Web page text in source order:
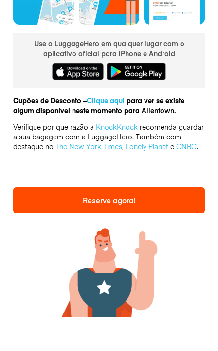
Use o LuggageHero em qualquer lugar com o
aplicativo oficial para iPhone e Android
Cupões de Desconto –Clique aqui para ver se existe
algum disponível neste momento para Allentown.
Verifique por que razão a KnockKnockrecomenda guardar
a sua bagagem com a LuggageHero. Também com
destaque no The New York Times, Lonely Planete CNBC.
Reserve agora!